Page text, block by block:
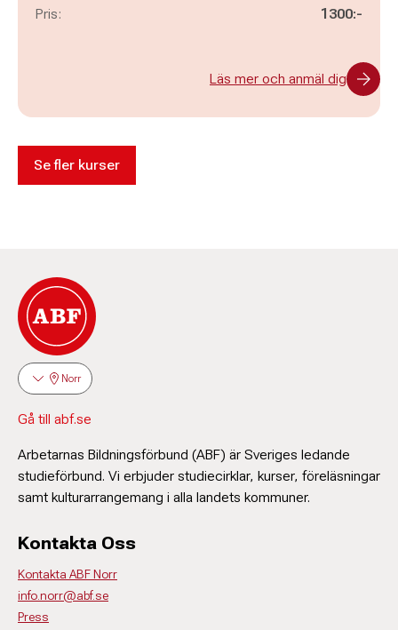
Pris: 1300:-
Läs mer och anmäl dig
Se fler kurser
Norr
Gå till abf.se
Arbetarnas Bildningsförbund (ABF) är Sveriges ledande
studieförbund. Vi erbjuder studiecirklar, kurser, föreläsningar
samt kulturarrangemang i alla landets kommuner.
Kontakta Oss
Kontakta ABF Norr
info.norr@abf.se
Press